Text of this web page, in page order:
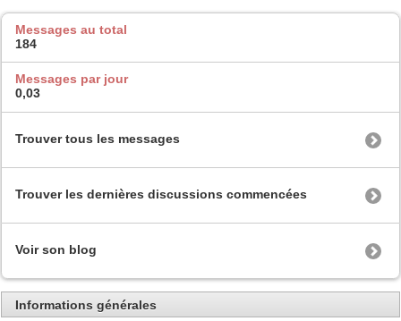
Messages au total
184
Messages par jour
0,03
Trouver tous les messages
Trouver les dernières discussions commencées
Voir son blog
Informations générales